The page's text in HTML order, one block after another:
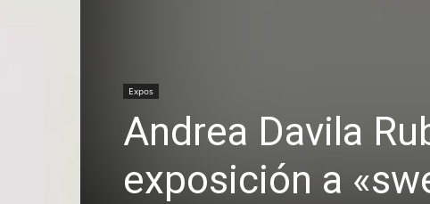
Expos
Andrea Davila
exposición a